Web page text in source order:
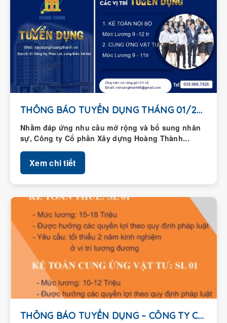
THÔNG BÁO TUYỂN DỤNG THÁNG 01/2026
Nhằm đáp ứng nhu cầu mở rộng và bổ sung nhân
sự, Công ty Cổ phần Xây dựng Hoàng Thành...
Xem chi tiết
THÔNG BÁO TUYỂN DỤNG – CÔNG TY CỔ...